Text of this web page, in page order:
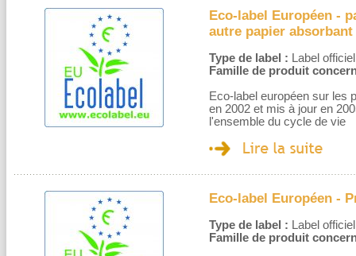
Eco-label Européen -
autre papier
Type de label : Label officiel
Famille de produit
Eco-label européen sur les
en 2002 et mis à jour en
l'ensemble du cycle de vie
Eco-label Européen -
Type de label : Label officiel
Famille de produit